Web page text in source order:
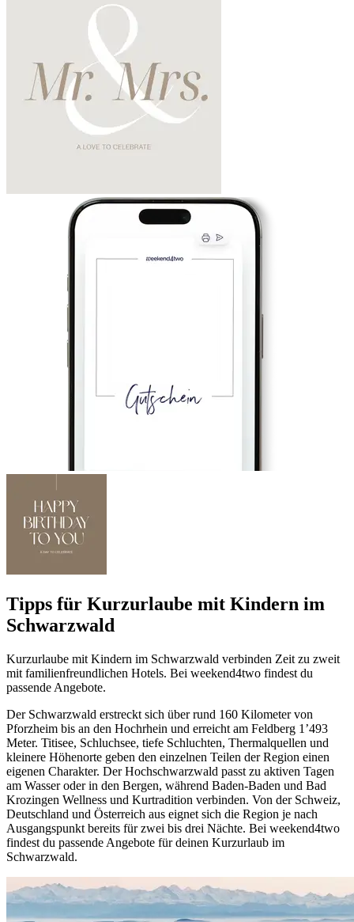
Tipps für Kurzurlaube mit Kindern im
Schwarzwald
Kurzurlaube mit Kindern im Schwarzwald verbinden Zeit zu zweit
mit familienfreundlichen Hotels. Bei weekend4two findest du
passende Angebote.
Der Schwarzwald erstreckt sich über rund 160 Kilometer von
Pforzheim bis an den Hochrhein und erreicht am Feldberg 1’493
Meter. Titisee, Schluchsee, tiefe Schluchten, Thermalquellen und
kleinere Höhenorte geben den einzelnen Teilen der Region einen
eigenen Charakter. Der Hochschwarzwald passt zu aktiven Tagen
am Wasser oder in den Bergen, während Baden-Baden und Bad
Krozingen Wellness und Kurtradition verbinden. Von der Schweiz,
Deutschland und Österreich aus eignet sich die Region je nach
Ausgangspunkt bereits für zwei bis drei Nächte. Bei weekend4two
findest du passende Angebote für deinen Kurzurlaub im
Schwarzwald.